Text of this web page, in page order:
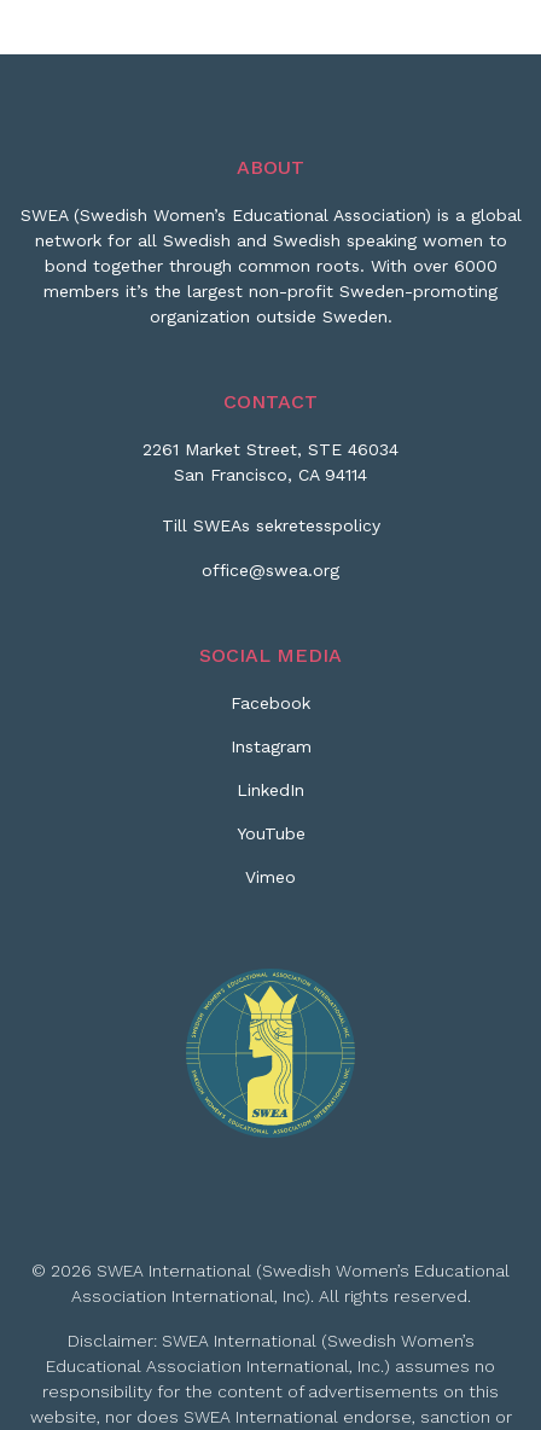
ABOUT
SWEA (Swedish Women’s Educational Association) is a global
network for all Swedish and Swedish speaking women to
bond together through common roots. With over 6000
members it’s the largest non-profit Sweden-promoting
organization outside Sweden.
CONTACT
2261 Market Street, STE 46034
San Francisco, CA 94114
Till SWEAs sekretesspolicy
office@swea.org
SOCIAL MEDIA
Facebook
Instagram
LinkedIn
YouTube
Vimeo
© 2026 SWEA International (Swedish Women’s Educational
Association International, Inc). All rights reserved.
Disclaimer: SWEA International (Swedish Women’s
Educational Association International, Inc.) assumes no
responsibility for the content of advertisements on this
website, nor does SWEA International endorse, sanction or